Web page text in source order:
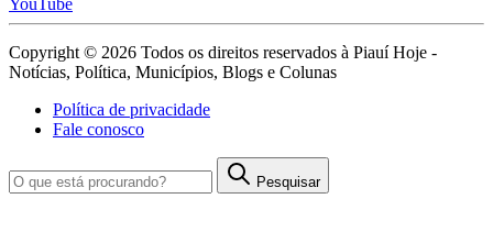
Copyright © 2026 Todos os direitos reservados à Piauí Hoje -
Notícias, Política, Municípios, Blogs e Colunas
Política de privacidade
Fale conosco
Pesquisar